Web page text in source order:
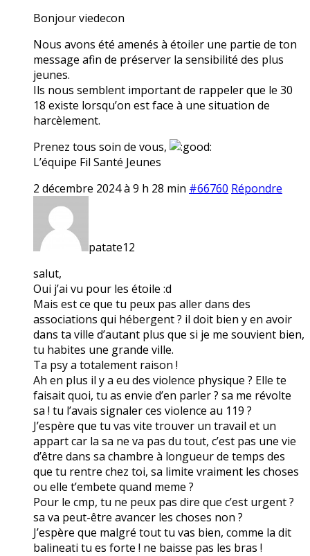
Bonjour viedecon
Nous avons été amenés à étoiler une partie de ton
message afin de préserver la sensibilité des plus
jeunes.
Ils nous semblent important de rappeler que le 30
18 existe lorsqu’on est face à une situation de
harcèlement.
Prenez tous soin de vous,
L’équipe Fil Santé Jeunes
2 décembre 2024 à 9 h 28 min #66760 Répondre
patate12
salut,
Oui j’ai vu pour les étoile :d
Mais est ce que tu peux pas aller dans des
associations qui hébergent ? il doit bien y en avoir
dans ta ville d’autant plus que si je me souvient bien,
tu habites une grande ville.
Ta psy a totalement raison !
Ah en plus il y a eu des violence physique ? Elle te
faisait quoi, tu as envie d’en parler ? sa me révolte
sa ! tu l’avais signaler ces violence au 119 ?
J’espère que tu vas vite trouver un travail et un
appart car la sa ne va pas du tout, c’est pas une vie
d’être dans sa chambre à longueur de temps des
que tu rentre chez toi, sa limite vraiment les choses
ou elle t’embete quand meme ?
Pour le cmp, tu ne peux pas dire que c’est urgent ?
sa va peut-être avancer les choses non ?
J’espère que malgré tout tu vas bien, comme la dit
balineati tu es forte ! ne baisse pas les bras !